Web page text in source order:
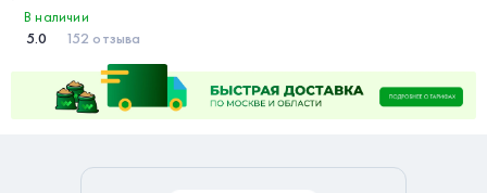
В наличии
5.0
152 отзыва